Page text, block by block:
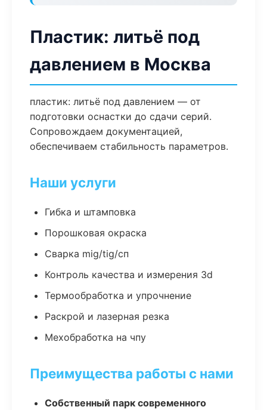
Пластик: литьё под
давлением в Москва
пластик: литьё под давлением — от
подготовки оснастки до сдачи серий.
Сопровождаем документацией,
обеспечиваем стабильность параметров.
Наши услуги
Гибка и штамповка
Порошковая окраска
Сварка mig/tig/сп
Контроль качества и измерения 3d
Термообработка и упрочнение
Раскрой и лазерная резка
Мехобработка на чпу
Преимущества работы с нами
Собственный парк современного